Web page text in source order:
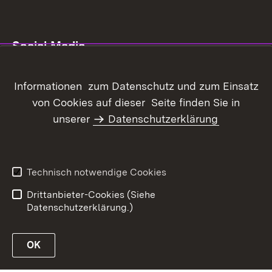
Social Media
Informationen zum Datenschutz und zum Einsatz
von Cookies auf dieser Seite finden Sie in
unserer
Datenschutzerklärung
Technisch notwendige Cookies
Drittanbieter-Cookies (Siehe
Datenschutzerklärung.)
OK